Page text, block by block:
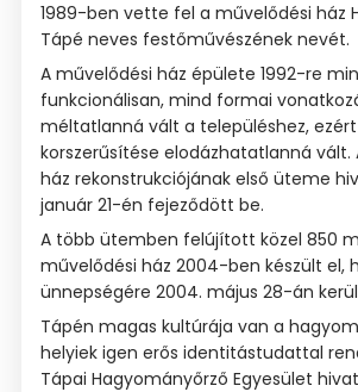
1989-ben vette fel a művelődési ház
Tápé neves festőművészének nevét.
A művelődési ház épülete 1992-re
funkcionálisan, mind formai
méltatlanná vált a településhez,
korszerűsítése elodázhatatlanná vált.
ház rekonstrukciójának első üteme
január 21-én fejeződött be.
A több ütemben felújított közel 850
művelődési ház 2004-ben készült el,
ünnepségére 2004. május 28-án
Tápén magas kultúrája van a
helyiek igen erős identitástudattal
Tápai Hagyományőrző Egyesület